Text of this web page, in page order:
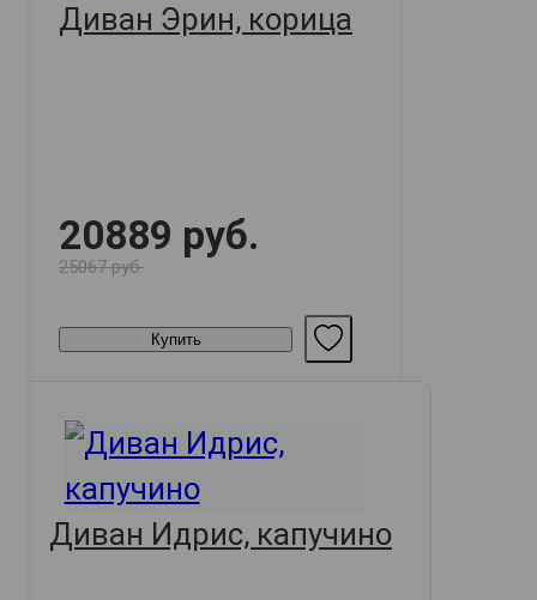
Диван Эрин, корица
20889 руб.
25067 руб.
Купить
Диван Идрис, капучино